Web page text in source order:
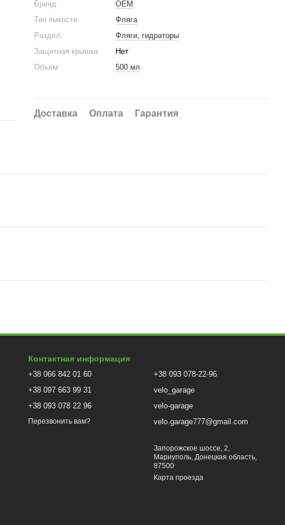
Бренд
OEM
Тип ёмкости
Фляга
Раздел
Фляги, гидраторы
Защитная крышка
Нет
Объём
500 мл
Доставка Оплата Гарантия
Контактная информация
+38 066 842 01 60
+38 097 663 99 31
+38 093 078 22 96
Перезвонить вам?
+38 093 078-22-96
velo_garage
velo-garage
velo.garage777@gmail.com
Запорожское шоссе, 2,
Мариуполь, Донецкая область,
87500
Карта проезда